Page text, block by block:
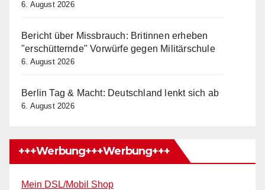
6. August 2026
Bericht über Missbrauch: Britinnen erheben
"erschütternde" Vorwürfe gegen Militärschule
6. August 2026
Berlin Tag & Macht: Deutschland lenkt sich ab
6. August 2026
+++Werbung+++Werbung+++
Mein DSL/Mobil Shop